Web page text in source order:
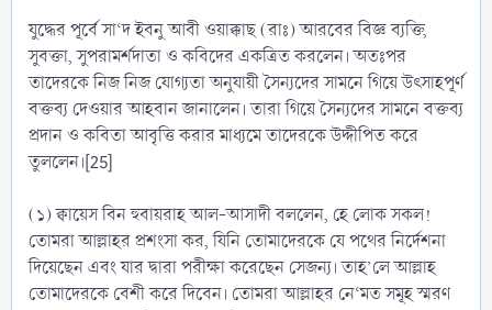
যুদ্ধের পূর্বে সা‘দ ইবনু আবী ওয়াক্কাছ (রাঃ) আরবের বিজ্ঞ ব্যক্তি,
সুবক্তা, সুপরামর্শদাতা ও কবিদের একত্রিত করলেন। অতঃপর
তাদেরকে নিজ নিজ যোগ্যতা অনুযায়ী সৈন্যদের সামনে গিয়ে উৎসাহপূর্ণ
বক্তব্য দেওয়ার আহবান জানালেন। তারা গিয়ে সৈন্যদের সামনে বক্তব্য
প্রদান ও কবিতা আবৃত্তি করার মাধ্যমে তাদেরকে উদ্দীপিত করে
তুললেন।[25]
(১) ক্বায়েস বিন হুবায়রাহ আল-আসাদী বললেন, হে লোক সকল!
তোমরা আল্লাহর প্রশংসা কর, যিনি তোমাদেরকে যে পথের নির্দেশনা
দিয়েছেন এবং যার দ্বারা পরীক্ষা করেছেন সেজন্য। তাহ’লে আল্লাহ
তোমাদেরকে বেশী করে দিবেন। তোমরা আল্লাহর নে‘মত সমূহ স্মরণ